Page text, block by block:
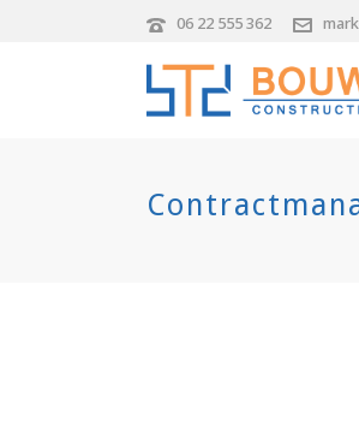
06 22 555 362